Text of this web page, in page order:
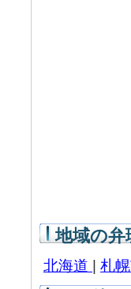
地域の弁
北海道 札